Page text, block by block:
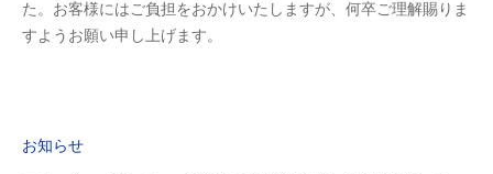
デ
ィ
た。お客様にはご負担をおかけいたしますが、何卒ご理解賜りま
すようお願い申し上げます。
お知らせ